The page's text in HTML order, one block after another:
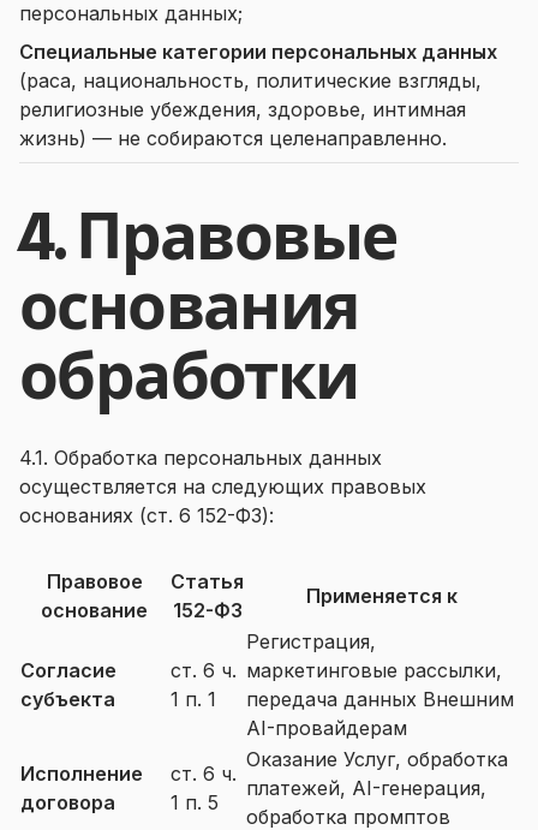
персональных данных;
Специальные категории персональных данных
(раса, национальность, политические взгляды,
религиозные убеждения, здоровье, интимная
жизнь) — не собираются целенаправленно.
4. Правовые
основания
обработки
4.1. Обработка персональных данных
осуществляется на следующих правовых
основаниях (ст. 6 152-ФЗ):
Правовое
основание
Статья
152-ФЗ
Применяется к
Согласие
субъекта
ст. 6 ч.
1 п. 1
Регистрация,
маркетинговые рассылки,
передача данных Внешним
AI-провайдерам
Исполнение
договора
ст. 6 ч.
1 п. 5
Оказание Услуг, обработка
платежей, AI-генерация,
обработка промптов